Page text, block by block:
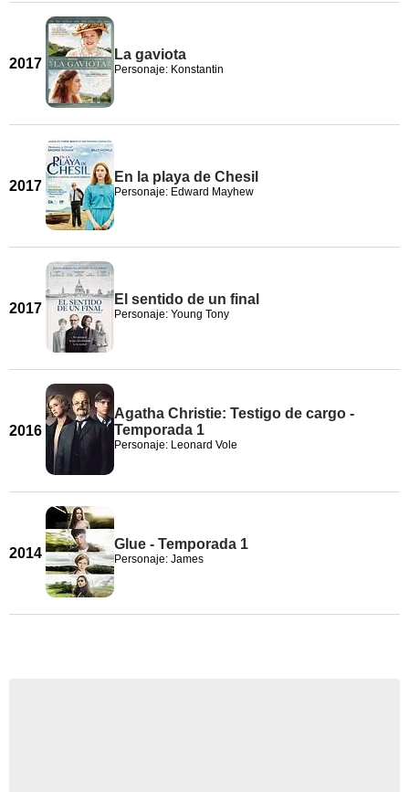
2017
La gaviota
Personaje: Konstantin
2017
En la playa de Chesil
Personaje: Edward Mayhew
2017
El sentido de un final
Personaje: Young Tony
2016
Agatha Christie: Testigo de cargo -
Temporada 1
Personaje: Leonard Vole
2014
Glue - Temporada 1
Personaje: James